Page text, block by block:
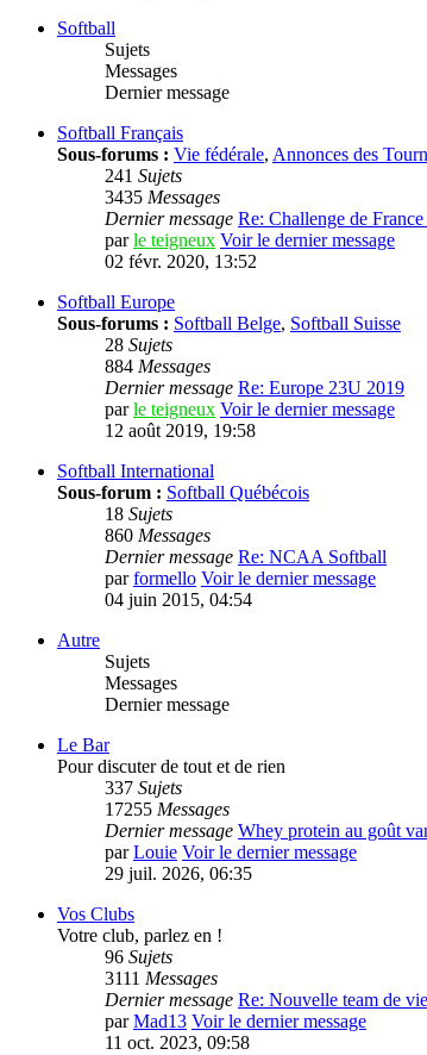
Softball
Sujets
Messages
Dernier message
Softball Français
Sous-forums : Vie fédérale, Annonces des
241 Sujets
3435 Messages
Dernier message Re: Challenge de
parle teigneux Voir le dernier message
02 févr. 2020, 13:52
Softball Europe
Sous-forums : Softball Belge, Softball Suisse
28 Sujets
884 Messages
Dernier message Re: Europe 23U 2019
parle teigneux Voir le dernier message
12 août 2019, 19:58
Softball International
Sous-forum : Softball Québécois
18 Sujets
860 Messages
Dernier message Re: NCAA Softball
parformello Voir le dernier message
04 juin 2015, 04:54
Autre
Sujets
Messages
Dernier message
Le Bar
Pour discuter de tout et de rien
337 Sujets
17255 Messages
Dernier message Whey protein au goût
parLouie Voir le dernier message
29 juil. 2026, 06:35
Vos Clubs
Votre club, parlez en !
96 Sujets
3111 Messages
Dernier message Re: Nouvelle team de
parMad13 Voir le dernier message
11 oct. 2023, 09:58